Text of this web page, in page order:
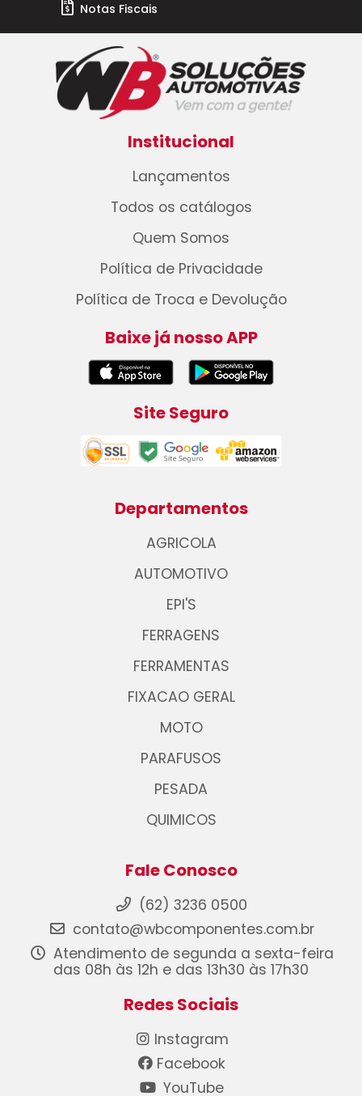
Notas Fiscais
Institucional
Lançamentos
Todos os catálogos
Quem Somos
Política de Privacidade
Política de Troca e Devolução
Baixe já nosso APP
Site Seguro
Departamentos
AGRICOLA
AUTOMOTIVO
EPI'S
FERRAGENS
FERRAMENTAS
FIXACAO GERAL
MOTO
PARAFUSOS
PESADA
QUIMICOS
Fale Conosco
(62) 3236 0500
contato@wbcomponentes.com.br
Atendimento de segunda a sexta-feira
das 08h às 12h e das 13h30 às 17h30
Redes Sociais
Instagram
Facebook
YouTube